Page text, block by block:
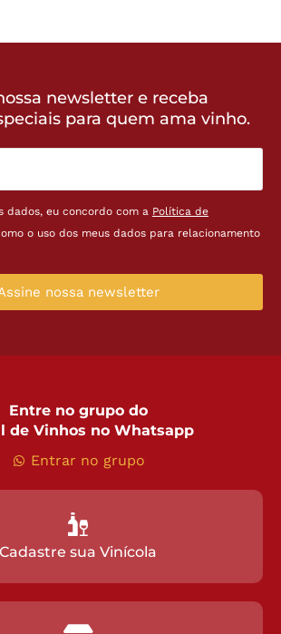
newsletter e receba
para quem ama vinho.
dados, eu concordo com a Política de
o uso dos meus dados para relacionamento
nossa newsletter
Entre no grupo do
de Vinhos no Whatsapp
Entrar no grupo
Cadastre sua Vinícola